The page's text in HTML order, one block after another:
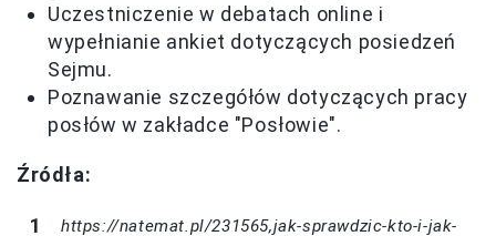
Uczestniczenie w debatach online i
wypełnianie ankiet dotyczących posiedzeń
Sejmu.
Poznawanie szczegółów dotyczących pracy
posłów w zakładce "Posłowie".
Źródła:
https://natemat.pl/231565,jak-sprawdzic-kto-i-jak-